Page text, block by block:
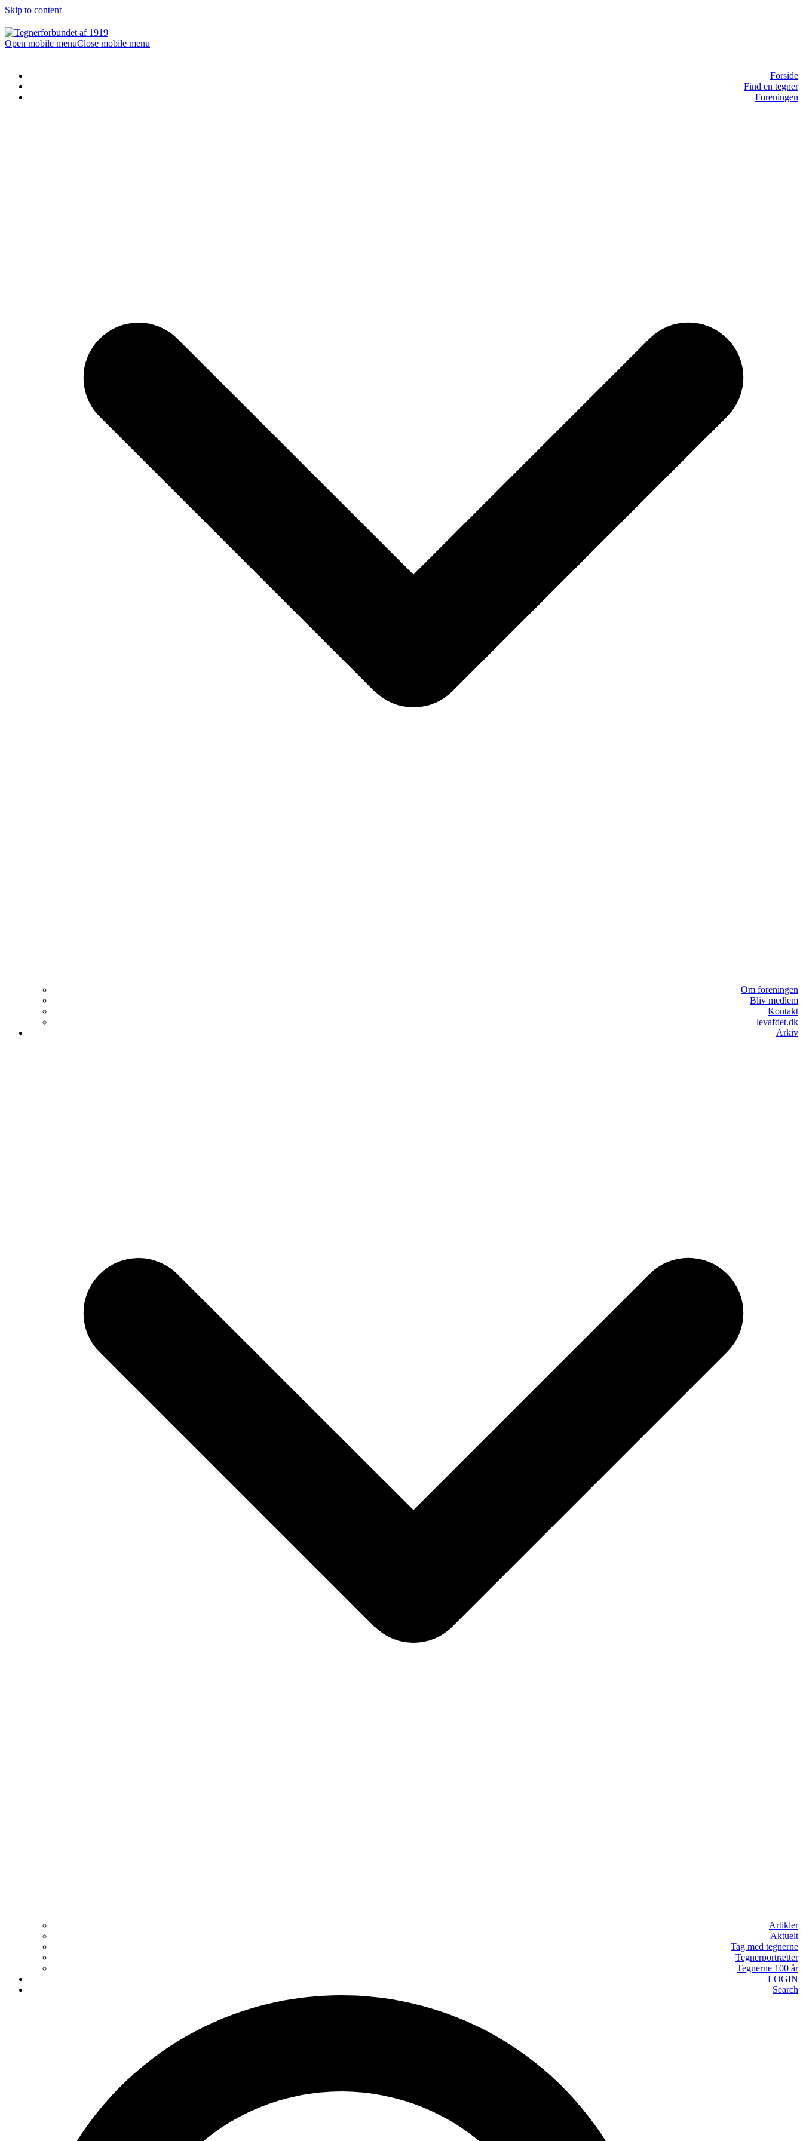
Skip to content
Open mobile menuClose mobile menu
Forside
Find en tegner
Foreningen
Om foreningen
Bliv medlem
Kontakt
levafdet.dk
Arkiv
Artikler
Aktuelt
Tag med tegnerne
Tegnerportrætter
Tegnerne 100 år
LOGIN
Search